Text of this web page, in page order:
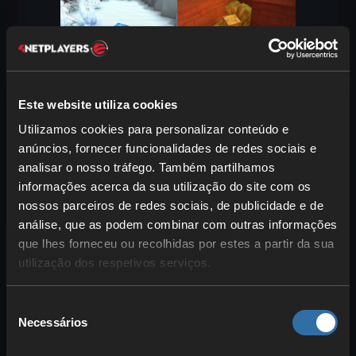
Este website utiliza cookies
Utilizamos cookies para personalizar conteúdo e
anúncios, fornecer funcionalidades de redes sociais e
analisar o nosso tráfego. Também partilhamos
informações acerca da sua utilização do site com os
nossos parceiros de redes sociais, de publicidade e de
análise, que as podem combinar com outras informações
que lhes forneceu ou recolhidas por estes a partir da sua
utilização dos respetivos serviços.
Necessários
Nas tuasexpedições às grutasvais,
naturalmente, encontrar váriosminérios
que deves apanhar. Já temos um artigo
onde explicamos exatamente onde podes
encontrar cada minério: (Guia de
Cavernas de Hytale: Todos os minérios,
recursos, biomas e dicas) . Mas não
ignores osfragmentos de cristal
encontras sobretudo em grutas.
Estes cristais são usados principalmente